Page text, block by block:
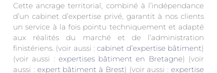
Cette ancrage territorial, combiné à l’indépendance
d’un cabinet d’expertise privé, garantit à nos clients
un service à la fois pointu techniquement et adapté
aux réalités du marché et de l’administration
finistériens. (voir aussi :cabinet d’expertise bâtiment)
(voir aussi : expertises bâtiment en Bretagne) (voir
aussi : expert bâtiment à Brest) (voir aussi :expertise